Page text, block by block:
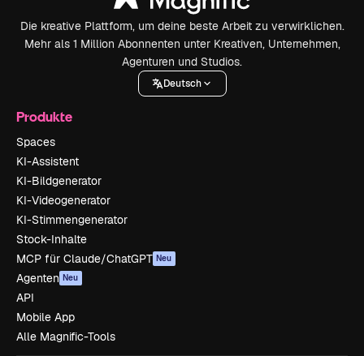
Die kreative Plattform, um deine beste Arbeit zu verwirklichen.
Mehr als 1 Million Abonnenten unter Kreativen, Unternehmen,
Agenturen und Studios.
Deutsch
Produkte
Spaces
KI-Assistent
KI-Bildgenerator
KI-Videogenerator
KI-Stimmengenerator
Stock-Inhalte
MCP für Claude/ChatGPT Neu
Agenten Neu
API
Mobile App
Alle Magnific-Tools